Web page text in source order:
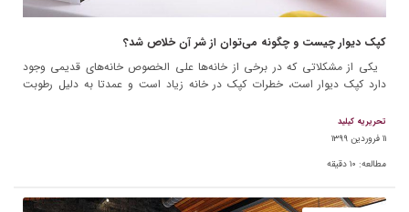
کپک دیوار چیست و چگونه می‌توان از شر آن خلاص شد؟
یکی از مشکلاتی که در برخی از خانه‌ها علی الخصوص خانه‌های قدیمی وجود
دارد کپک دیوار است، خطرات کپک در خانه زیاد است و عمدتا به دلیل رطوبت
تحریریه کیلید
۱۱ فروردین ۱۳۹۹
مطالعه: ۱۰ دقیقه